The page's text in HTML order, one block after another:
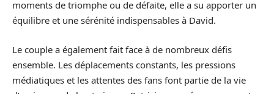
moments de triomphe ou de défaite, elle a su apporter un
équilibre et une sérénité indispensables à David.
Le couple a également fait face à de nombreux défis
ensemble. Les déplacements constants, les pressions
médiatiques et les attentes des fans font partie de la vie